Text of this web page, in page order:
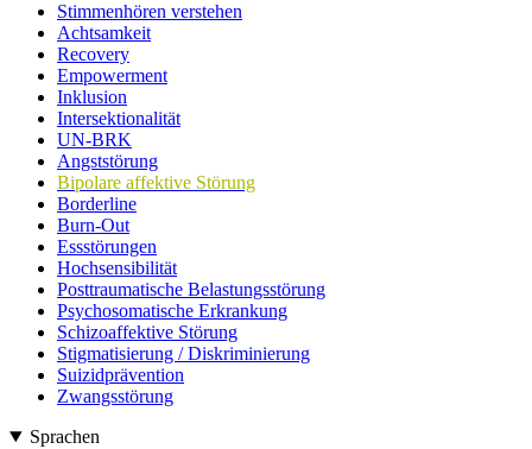
Stimmenhören verstehen
Achtsamkeit
Recovery
Empowerment
Inklusion
Intersektionalität
UN-BRK
Angststörung
Bipolare affektive Störung
Borderline
Burn-Out
Essstörungen
Hochsensibilität
Posttraumatische Belastungsstörung
Psychosomatische Erkrankung
Schizoaffektive Störung
Stigmatisierung / Diskriminierung
Suizidprävention
Zwangsstörung
Sprachen